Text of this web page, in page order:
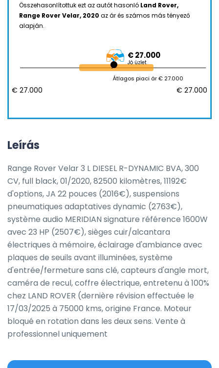
Összehasonlítottuk ezt az autót hasonló Land Rover,
Range Rover Velar, 2020 az ár és számos más tényező
alapján.
€ 27.000
Jó üzlet
Átlagos piaci ár € 27.000
€ 27.000 € 27.000
Leírás
Range Rover Velar 3 L DIESEL R-DYNAMIC BVA, 300
CV, full black, 01/2020, 82500 kilomètres, 11192€
d'options, JA 22 pouces (2016€), suspensions
pneumatiques adaptatives dynamic (2763€),
système audio MERIDIAN signature référence 1600W
avec 23 HP (2507€), sièges cuir/alcantara
électriques à mémoire, éclairage d'ambiance avec
plaques de seuils avant illuminées, système
d'entrée/fermeture sans clé, capteurs d'angle mort,
caméra de recul, coffre électrique, entretenu à 100%
chez LAND ROVER (dernière révision effectuée le
17/03/2025 à 75000 kms, origine France. Moteur
bloqué en rotation dans les deux sens. Vente à
professionnel uniquement